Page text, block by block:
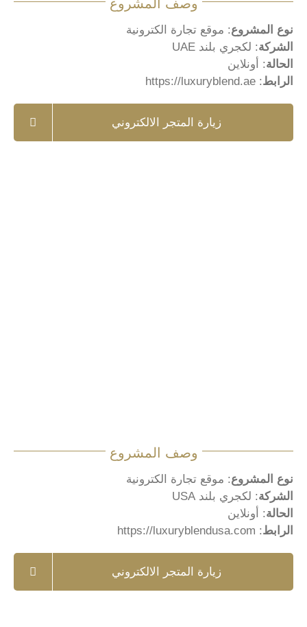
وصف المشروع
نوع المشروع: موقع تجارة الكترونية
الشركة: لكجري بلند UAE
الحالة: أونلاين
الرابط:
https://luxuryblend.ae
زيارة المتجر الالكتروني
وصف المشروع
نوع المشروع: موقع تجارة الكترونية
الشركة: لكجري بلند USA
الحالة: أونلاين
الرابط:
https://luxuryblendusa.com
زيارة المتجر الالكتروني